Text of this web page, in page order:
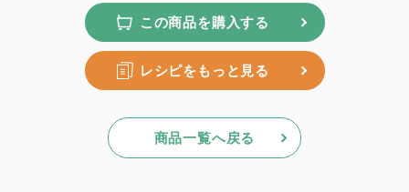
この商品を購入する
レシピをもっと見る
商品一覧へ戻る